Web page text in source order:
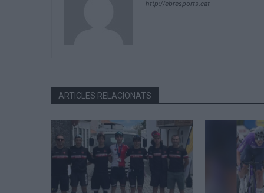
http://ebresports.cat
ARTICLES RELACIONATS